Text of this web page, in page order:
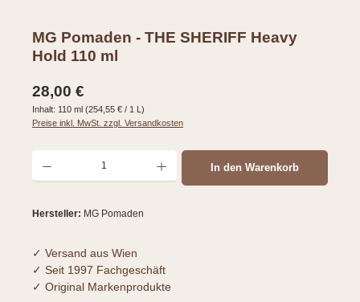
MG Pomaden - THE SHERIFF Heavy
Hold 110 ml
Regulärer Preis:
28,00 €
Inhalt: 110 ml (254,55 € / 1 L)
Preise inkl. MwSt. zzgl. Versandkosten
Produkt Anzahl: Gib den gewünschten Wert ein oder benutze die Schaltflächen um
In den Warenkorb
Hersteller: MG Pomaden
✓ Versand aus Wien
✓ Seit 1997 Fachgeschäft
✓ Original Markenprodukte